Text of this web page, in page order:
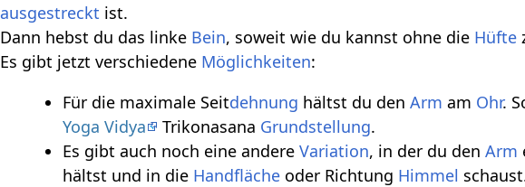
ausgestreckt ist.
Dann hebst du das linke Bein, soweit wie du kannst ohne die Hüfte
Es gibt jetzt verschiedene Möglichkeiten:
Für die maximale Seitdehnung hältst du denArm am Ohr.
Yoga Vidya
Trikonasana Grundstellung.
Es gibt auch noch eine andereVariation, in der du denArm
hältst und in die Handfläche oder Richtung Himmel